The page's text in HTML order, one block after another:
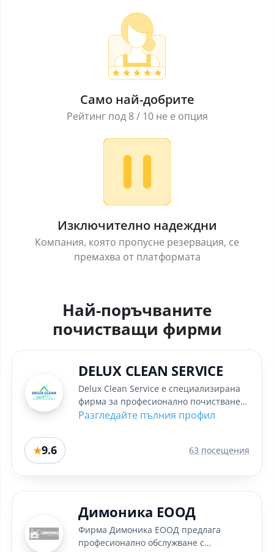
Само най-добрите
Рейтинг под 8 / 10 не е опция
Изключително надеждни
Компания, която пропусне резервация, се
премахва от платформата
Най-поръчваните
почистващи фирми
DELUX CLEAN SERVICE
Delux Clean Service е специализирана
фирма за професионално почистване
на домове, офиси и бизнес обекти....
Разгледайте пълния профил
★9.6 63 посещения
Димоника ЕООД
Фирма Димоника ЕООД предлага
професионално обслужване с